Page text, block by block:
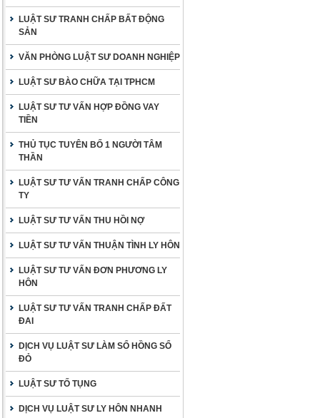
LUẬT SƯ TRANH CHẤP BẤT ĐỘNG
SẢN
VĂN PHÒNG LUẬT SƯ DOANH NGHIỆP
LUẬT SƯ BÀO CHỮA TẠI TPHCM
LUẬT SƯ TƯ VẤN HỢP ĐỒNG VAY
TIỀN
THỦ TỤC TUYÊN BỐ 1 NGƯỜI TÂM
THẦN
LUẬT SƯ TƯ VẤN TRANH CHẤP CÔNG
TY
LUẬT SƯ TƯ VẤN THU HỒI NỢ
LUẬT SƯ TƯ VẤN THUẬN TÌNH LY HÔN
LUẬT SƯ TƯ VẤN ĐƠN PHƯƠNG LY
HÔN
LUẬT SƯ TƯ VẤN TRANH CHẤP ĐẤT
ĐAI
DỊCH VỤ LUẬT SƯ LÀM SỔ HỒNG SỔ
ĐỎ
LUẬT SƯ TỐ TỤNG
DỊCH VỤ LUẬT SƯ LY HÔN NHANH